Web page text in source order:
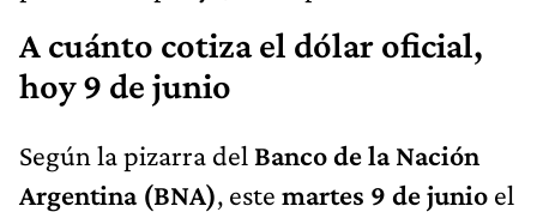
A cuánto cotiza el dólar oficial,
hoy 9 de junio
Según la pizarra del Banco de la Nación
Argentina (BNA), este martes 9 de junio el